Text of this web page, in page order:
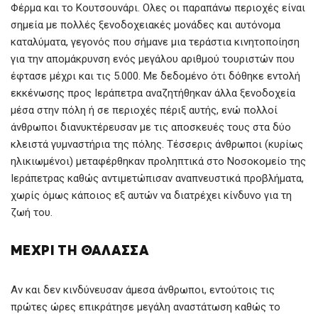
Φέρμα και το Κουτσουνάρι. Ολες οι παραπάνω περιοχές είναι
σημεία με πολλές ξενοδοχειακές μονάδες και αυτόνομα
καταλύματα, γεγονός που σήμανε μια τεράστια κινητοποίηση
για την απομάκρυνση ενός μεγάλου αριθμού τουριστών που
έφτασε μέχρι και τις 5.000. Με δεδομένο ότι δόθηκε εντολή
εκκένωσης προς Ιεράπετρα αναζητήθηκαν άλλα ξενοδοχεία
μέσα στην πόλη ή σε περιοχές πέριξ αυτής, ενώ πολλοί
άνθρωποι διανυκτέρευσαν με τις αποσκευές τους στα δύο
κλειστά γυμναστήρια της πόλης. Τέσσερις άνθρωποι (κυρίως
ηλικιωμένοι) μεταφέρθηκαν προληπτικά στο Νοσοκομείο της
Ιεράπετρας καθώς αντιμετώπισαν αναπνευστικά προβλήματα,
χωρίς όμως κάποιος εξ αυτών να διατρέχει κίνδυνο για τη
ζωή του.
ΜΈΧΡΙ ΤΗ ΘΆΛΑΣΣΑ
Αν και δεν κινδύνευσαν άμεσα άνθρωποι, εντούτοις τις
πρώτες ώρες επικράτησε μεγάλη αναστάτωση καθώς το